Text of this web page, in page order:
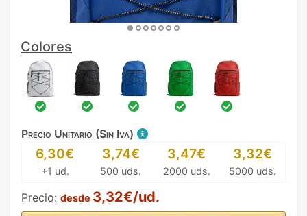
Colores
Precio Unitario (Sin Iva)
6,30€
+1 ud.
3,74€
500 uds.
3,47€
2000 uds.
3,32€
5000 uds.
Precio: desde 3,32€/ud.